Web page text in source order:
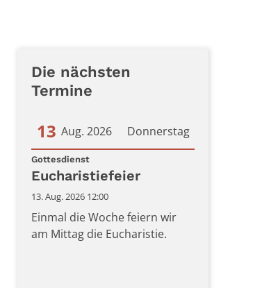
Die nächsten
Termine
Donnerstag
13 Aug. 2026
Datum: 13. August 2026
Gottesdienst:
Eucharistiefeier
13. Aug. 2026 12:00
Einmal die Woche feiern wir
am Mittag die Eucharistie.